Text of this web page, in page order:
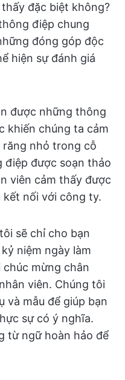
đặc biệt không?
điệp chung
đóng góp độc
hiện sự đánh giá
được những thông
khiến chúng ta cảm
nhỏ trong cỗ
điệp được soạn thảo
viên cảm thấy được
nối với công ty.
sẽ chỉ cho bạn
niệm ngày làm
mừng chân
viên. Chúng tôi
và mẫu để giúp bạn
sự có ý nghĩa.
từ ngữ hoàn hảo để